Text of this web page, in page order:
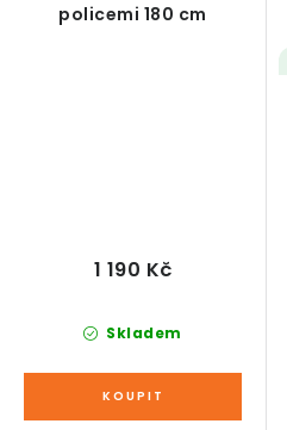
policemi 180 cm
Skladem
1 190 Kč